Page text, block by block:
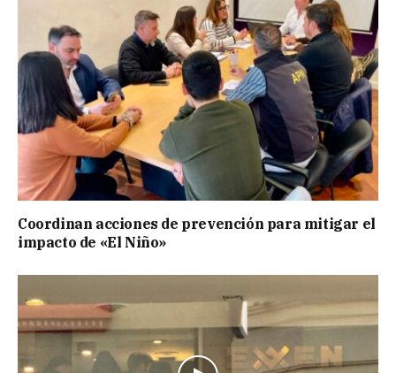
Coordinan acciones de prevención para mitigar el
impacto de «El Niño»